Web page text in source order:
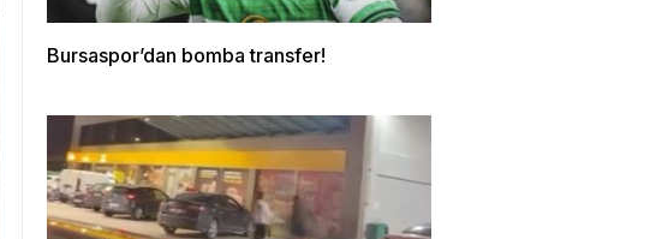
Bursaspor’dan bomba transfer!